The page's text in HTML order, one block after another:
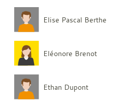
Elise Pascal Berthe
Eléonore Brenot
Ethan Dupont